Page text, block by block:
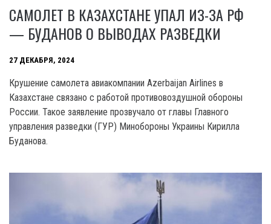
САМОЛЕТ В КАЗАХСТАНЕ УПАЛ ИЗ-ЗА РФ
— БУДАНОВ О ВЫВОДАХ РАЗВЕДКИ
27 ДЕКАБРЯ, 2024
Крушение самолета авиакомпании Azerbaijan Airlines в
Казахстане связано с работой противовоздушной обороны
России. Такое заявление прозвучало от главы Главного
управления разведки (ГУР) Минобороны Украины Кирилла
Буданова.